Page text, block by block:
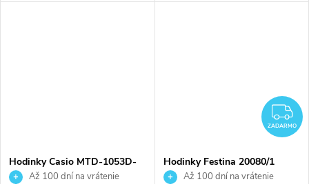
Hodinky Casio MTD-1053D-
1AVESAž 100 dní na vrátenie
ZADARMO
Hodinky Festina 20080/1
Až 100 dní na vrátenie